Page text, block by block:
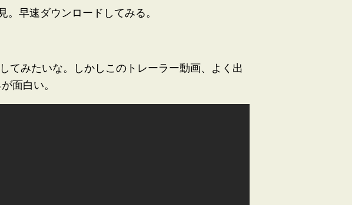
早速ダウンロードしてみる。
てみたいな。しかしこのトレーラー動画、よく出
面白い。